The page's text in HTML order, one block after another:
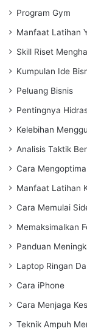
Program Gym
Manfaat Latihan
Skill Riset
Kumpulan Ide
Peluang Bisnis
Pentingnya
Kelebihan
Analisis Taktik
Cara
Manfaat Latihan
Cara Memulai
Memaksimalkan
Panduan
Laptop Ringan
Cara iPhone
Cara Menjaga
Teknik Ampuh